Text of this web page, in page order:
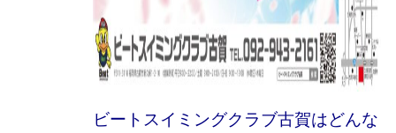
ビートスイミングクラブ古賀はどんな